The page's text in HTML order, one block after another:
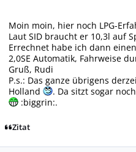
Moin moin, hier noch LPG-
Laut SID braucht er 10,3l auf
Errechnet habe ich dann
2,0SE Automatik, Fahrweise
Gruß, Rudi
P.s.: Das ganze übrigens
Holland
. Da sitzt sogar
:biggrin:.
Zitat